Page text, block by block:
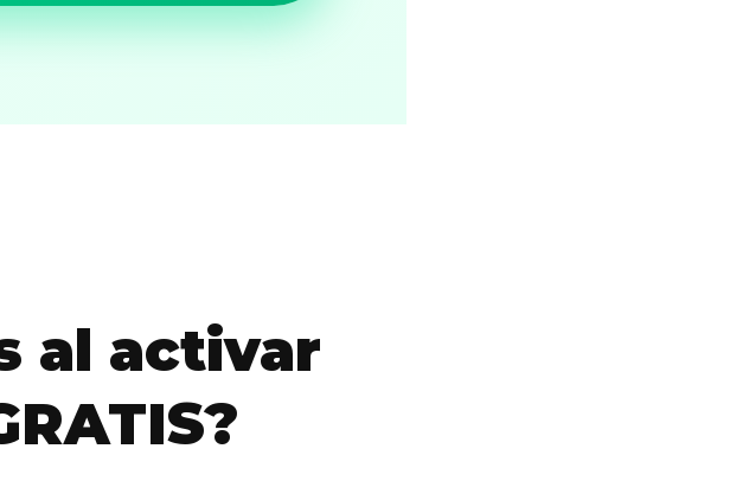
Casting
Contacto
al activar